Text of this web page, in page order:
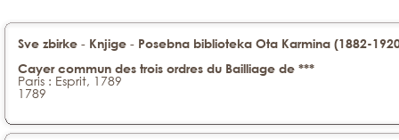
Sve zbirke - Knjige - Posebna biblioteka Ota Karmina (1882-
Cayer commun des trois ordres du Bailliage de ***
Paris : Esprit, 1789
1789